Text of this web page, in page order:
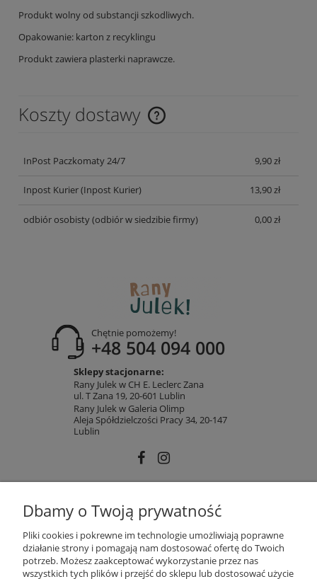
Produkt wolny od substancji szkodliwych.
Opakowanie: karton z recyklingu
Produkt zawiera plasterki naprawcze.
Koszty dostawy
Cena nie zawiera ewentualnych kosztów płatności
InPost Paczkomaty 24/7 9,90 zł
Inpost Kurier(Inpost Kurier) 13,90 zł
odbiór osobisty(odbiór w siedzibie firmy) 0,00 zł
Chętnie pomożemy!
+48 504 094 000
Sklepy stacjonarne:
Rany Julek w CH E. Leclerc Zana
ul. T Zana 19, 20-601 Lublin
Rany Julek w Galeria Olimp
Aleja Spółdzielczości Pracy 34, 20-147
Lublin
INFORMACJE
MOJE KONTO
Dbamy o Twoją prywatność
Pliki cookies i pokrewne im technologie umożliwiają poprawne
działanie strony i pomagają nam dostosować ofertę do Twoich
potrzeb. Możesz zaakceptować wykorzystanie przez nas
wszystkich tych plików i przejść do sklepu lub dostosować użycie